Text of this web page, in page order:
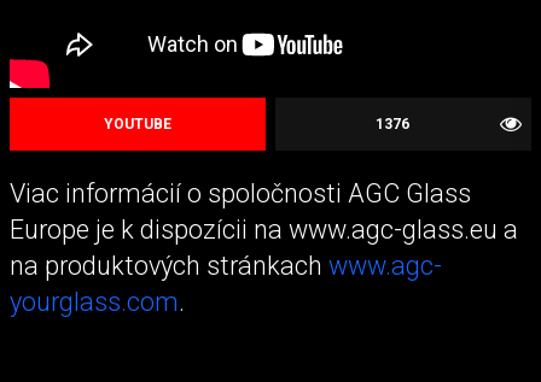
1376
YOUTUBE
Viac informácií o spoločnosti AGC Glass
Europe je k dispozícii na www.agc-glass.eu a
na produktových stránkach www.agc-
yourglass.com.